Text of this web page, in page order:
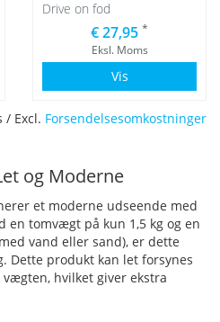
Drive on fod
€ 27,95 *
Eksl. Moms
Vis
/ Excl. Forsendelsesomkostninger
og Moderne
et moderne udseende med
en tomvægt på kun 1,5 kg og en
vand eller sand), er dette
Dette produkt kan let forsynes
hvilket giver ekstra